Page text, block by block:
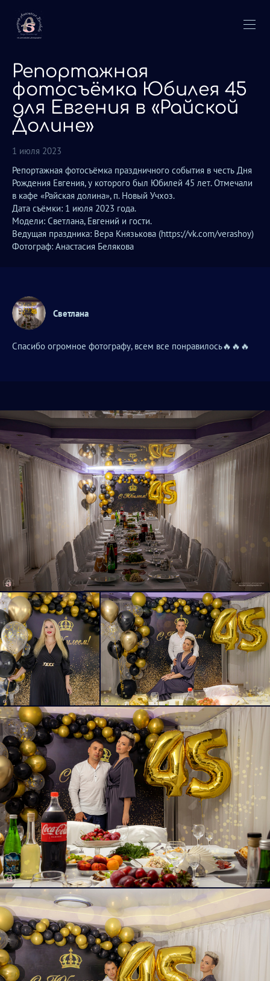
Репортажная
фотосъёмка Юбилея 45
для Евгения в «Райской
Долине»
1 июля 2023
Репортажная фотосъёмка праздничного события в честь Дня
Рождения Евгения, у которого был Юбилей 45 лет. Отмечали
в кафе «Райская долина», п. Новый Учхоз.
Дата съёмки: 1 июля 2023 года.
Модели: Светлана, Евгений и гости.
Ведущая праздника: Вера Князькова (https://vk.com/verashoy)
Фотограф: Анастасия Белякова
Светлана
Спасибо огромное фотографу, всем все понравилось🔥🔥🔥